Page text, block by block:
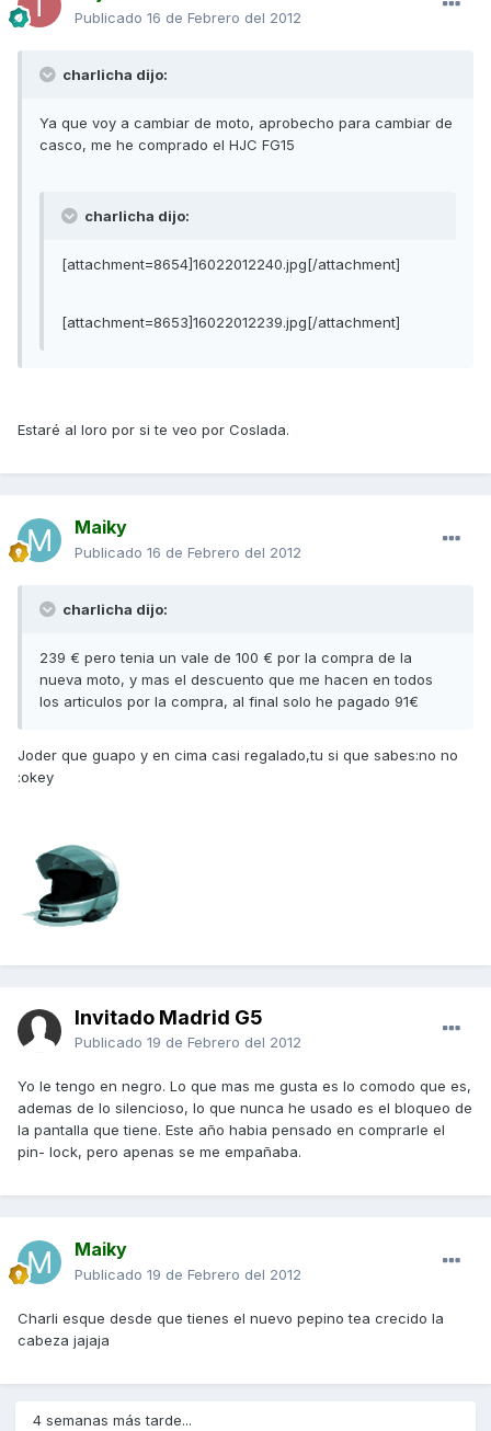
Publicado 16 de Febrero del 2012
charlicha dijo:
Ya que voy a cambiar de moto, aprobecho para cambiar de
casco, me he comprado el HJC FG15
charlicha dijo:
[attachment=8654]16022012240.jpg[/attachment]
[attachment=8653]16022012239.jpg[/attachment]
Estaré al loro por si te veo por Coslada.
Maiky
Publicado 16 de Febrero del 2012
charlicha dijo:
239 € pero tenia un vale de 100 € por la compra de la
nueva moto, y mas el descuento que me hacen en todos
los articulos por la compra, al final solo he pagado 91€
Joder que guapo y en cima casi regalado,tu si que sabes:no no
:okey
Invitado Madrid G5
Publicado 19 de Febrero del 2012
Yo le tengo en negro. Lo que mas me gusta es lo comodo que es,
ademas de lo silencioso, lo que nunca he usado es el bloqueo de
la pantalla que tiene. Este año habia pensado en comprarle el
pin- lock, pero apenas se me empañaba.
Maiky
Publicado 19 de Febrero del 2012
Charli esque desde que tienes el nuevo pepino tea crecido la
cabeza jajaja
4 semanas más tarde...